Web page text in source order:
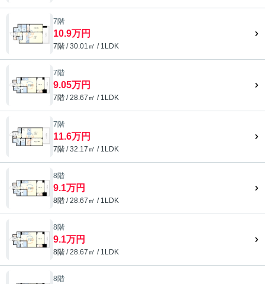
7階
10.9万円
7階 / 30.01㎡ / 1LDK
7階
9.05万円
7階 / 28.67㎡ / 1LDK
7階
11.6万円
7階 / 32.17㎡ / 1LDK
8階
9.1万円
8階 / 28.67㎡ / 1LDK
8階
9.1万円
8階 / 28.67㎡ / 1LDK
8階